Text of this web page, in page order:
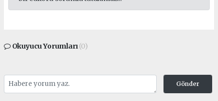
Okuyucu Yorumları(0)
Gönder